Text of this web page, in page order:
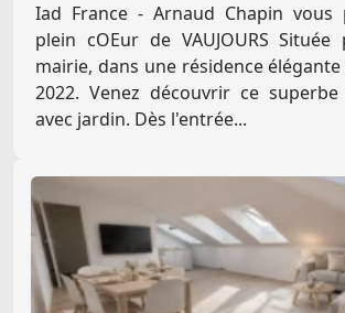
Iad France - Arnaud Chapin vous
plein cOEur de VAUJOURS
mairie, dans une résidence
2022. Venez découvrir ce
avec jardin. Dès l'entrée...